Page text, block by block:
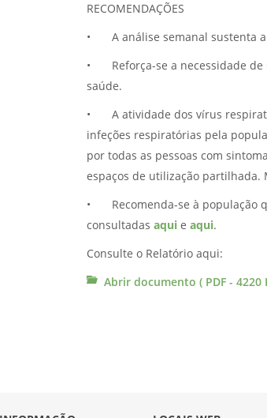
RECOMENDAÇÕES
• A análise semanal sustenta
•
Reforça-se a necessidade
saúde.
•
A atividade dos vírus
infeções respiratórias pela
por todas as pessoas com
espaços de utilização
•
Recomenda-se à
consultadasaqui eaqui.
Consulte o Relatório aqui:
Abrir documento ( PDF - 4220